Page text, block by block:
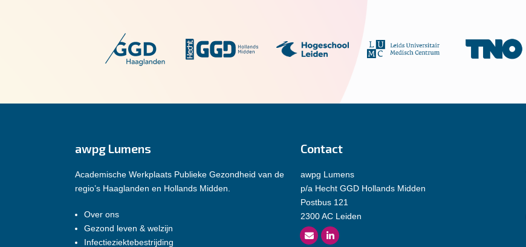
awpg Lumens
Academische Werkplaats Publieke Gezondheid van de
regio’s Haaglanden en Hollands Midden.
Over ons
Gezond leven & welzijn
Infectieziektebestrijding
Contact
awpg Lumens
p/a Hecht GGD Hollands Midden
Postbus 121
2300 AC Leiden